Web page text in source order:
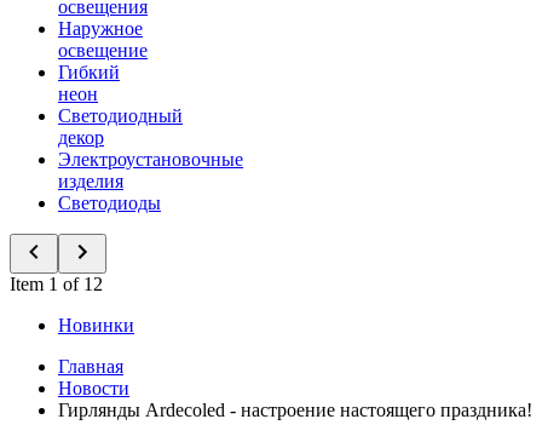
освещения
Наружное
освещение
Гибкий
неон
Светодиодный
декор
Электроустановочные
изделия
Светодиоды
Item 1 of 12
Новинки
Главная
Новости
Гирлянды Ardecoled - настроение настоящего праздника!